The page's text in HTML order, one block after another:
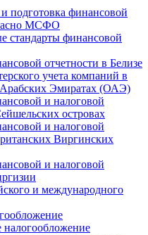
подготовка финансовой
МСФО
стандарты финансовой
отчетности в Белизе
учета компаний в
Эмиратах (ОАЭ)
и налоговой
островах
и налоговой
Виргинских
и налоговой
и международного